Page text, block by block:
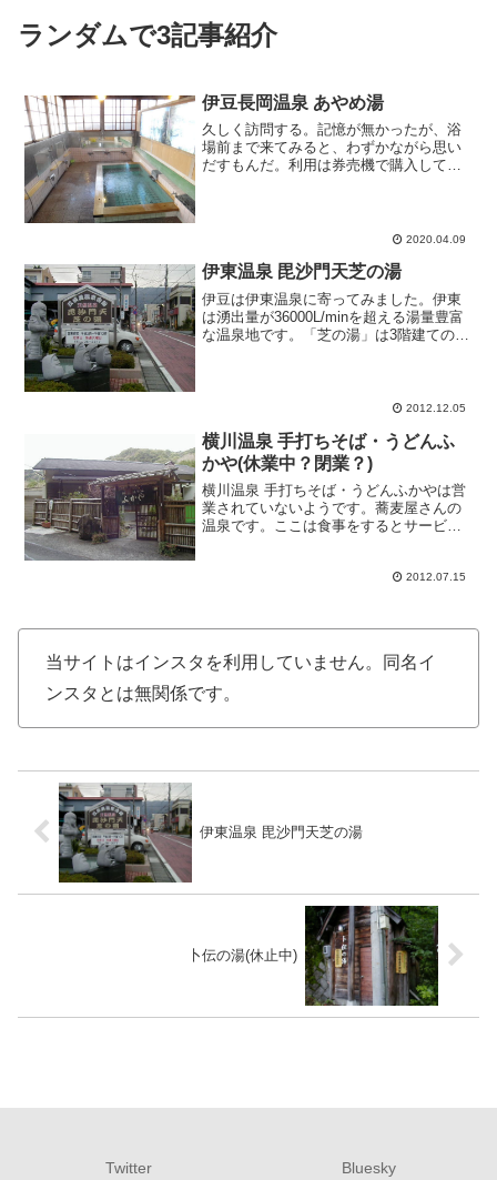
ランダムで3記事紹介
伊豆長岡温泉 あやめ湯
久しく訪問する。記憶が無かったが、浴
場前まで来てみると、わずかながら思い
だすもんだ。利用は券売機で購入して、
2020.04.09
伊東温泉 毘沙門天芝の湯
伊豆は伊東温泉に寄ってみました。伊東
は湧出量が36000L/minを超える湯量豊富
な温泉地です。「芝の湯」は3階建ての立
2012.12.05
横川温泉 手打ちそば・うどんふ
かや(休業中？閉業？)
横川温泉 手打ちそば・うどんふかやは営
業されていないようです。蕎麦屋さんの
温泉です。ここは食事をするとサービス
文。注文後、すぐさまに入湯。石や岩を
2012.07.15
当サイトはインスタを利用していません。同名イ
ンスタとは無関係です。
伊東温泉 毘沙門天芝の湯
卜伝の湯(休止中)
Twitter Bluesky